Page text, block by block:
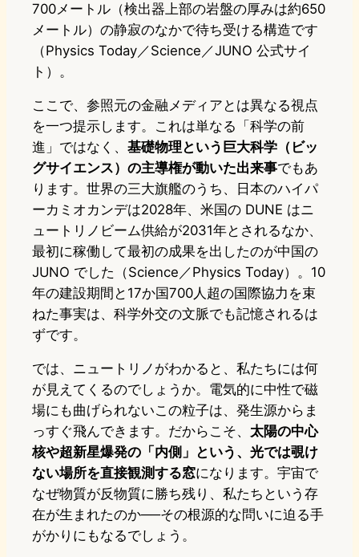
700メートル（検出器上部の岩盤の厚みは約650
メートル）の静寂のなかで待ち受ける構造です
（Physics Today／Science／JUNO 公式サイ
ト）。
ここで、参照元の金融メディアとは異なる視点
を一つ提示します。これは単なる「科学の前
進」ではなく、 基礎物理という巨大科学（ビッ
グサイエンス）の主導権が動いた出来事でもあ
ります。世界の三大旗艦のうち、日本のハイパ
ーカミオカンデは2028年、米国の DUNE はニ
ュートリノビーム供給が2031年とされるなか、
最初に稼働して最初の成果を出したのが中国の
JUNO でした（Science／Physics Today）。10
年の建設期間と17か国700人超の国際協力を束
ねた事実は、科学外交の文脈でも記憶されるは
ずです。
では、ニュートリノがわかると、私たちには何
が見えてくるのでしょうか。電気的に中性で磁
場にも曲げられないこの粒子は、発生源からま
っすぐ飛んできます。だからこそ、 太陽の中心
核や超新星爆発の「内側」という、光では覗け
ない場所を直接観測する窓になります。宇宙で
なぜ物質が反物質に勝ち残り、私たちという存
在が生まれたのか──その根源的な問いに迫る手
がかりにもなるでしょう。